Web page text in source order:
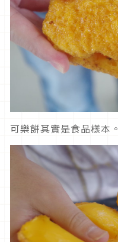
可樂餅其實是食品樣本。